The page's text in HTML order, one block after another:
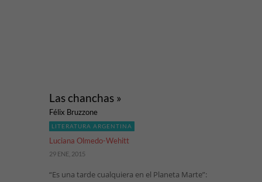
Las chanchas »
Félix Bruzzone
LITERATURA ARGENTINA
Luciana Olmedo-Wehitt
29 ENE, 2015
“Es una tarde cualquiera en el Planeta Marte”: